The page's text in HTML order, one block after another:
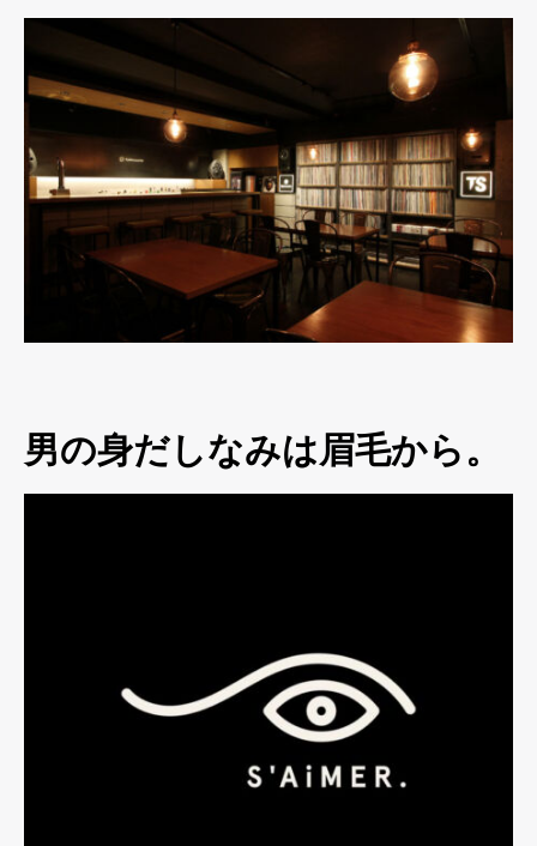
男の身だしなみは眉毛から。